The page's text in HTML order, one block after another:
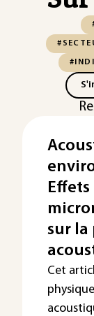
Effets
sur
Cet